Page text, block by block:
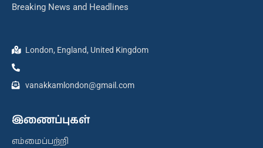
Breaking News and Headlines
London, England, United Kingdom
vanakkamlondon@gmail.com
இணைப்புகள்
எம்மைப்பற்றி